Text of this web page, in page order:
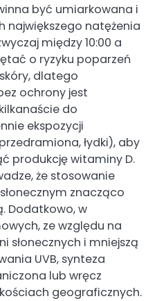
być umiarkowana i
największego natężenia
między 10:00 a
o ryzyku poparzeń
dlatego
ochrony jest
do
ekspozycji
łydki), aby
produkcję witaminy D.
że stosowanie
znacząco
Dodatkowo, w
ze względu na
słonecznych i mniejszą
UVB, synteza
lub wręcz
geograficznych.